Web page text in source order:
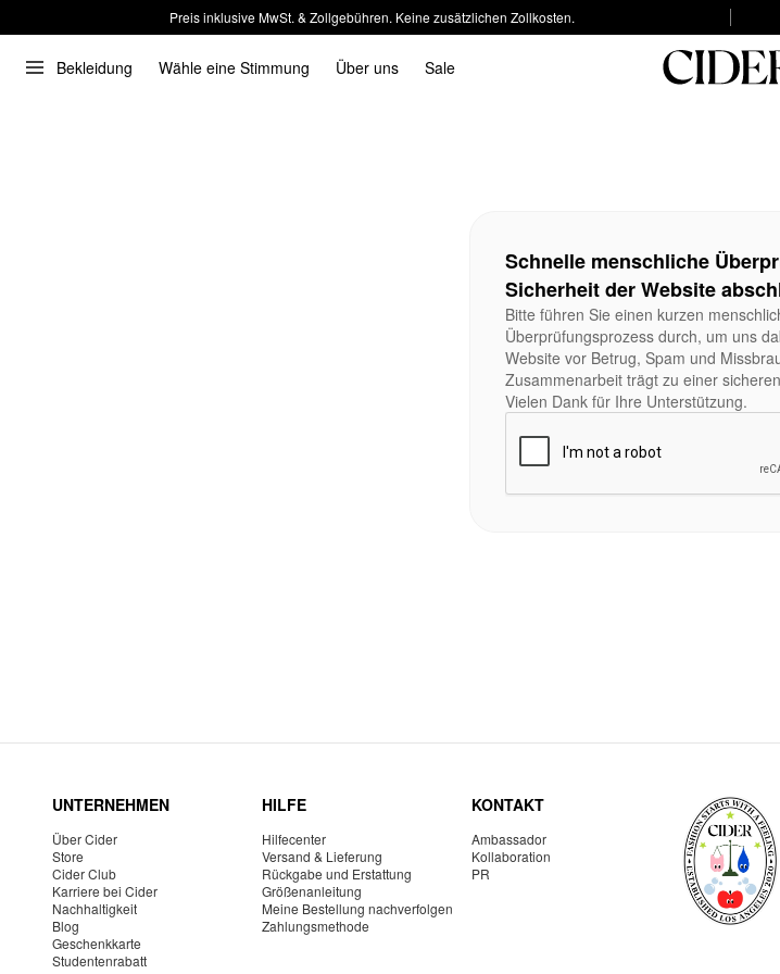
Preis inklusive MwSt. & Zollgebühren. Keine zusätzlichen Zollkosten.
Bekleidung Wähle eine Stimmung Über uns Sale
Schnelle menschliche
Sicherheit der Website
Bitte führen Sie einen kurzen
Überprüfungsprozess durch, um uns
Website vor Betrug, Spam und
Zusammenarbeit trägt zu einer
Vielen Dank für Ihre Unterstützung.
UNTERNEHMEN
Über Cider
Store
Cider Club
Karriere bei Cider
Nachhaltigkeit
Blog
Geschenkkarte
Studentenrabatt
HILFE
Hilfecenter
Versand & Lieferung
Rückgabe und Erstattung
Größenanleitung
Meine Bestellung nachverfolgen
Zahlungsmethode
KONTAKT
Ambassador
Kollaboration
PR